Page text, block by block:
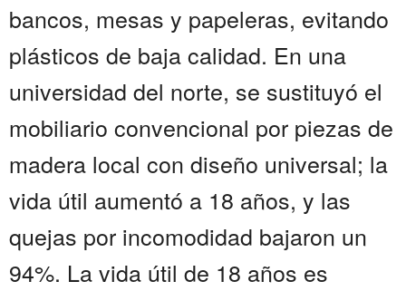
bancos, mesas y papeleras, evitando
plásticos de baja calidad. En una
universidad del norte, se sustituyó el
mobiliario convencional por piezas de
madera local con diseño universal; la
vida útil aumentó a 18 años, y las
quejas por incomodidad bajaron un
94%. La vida útil de 18 años es